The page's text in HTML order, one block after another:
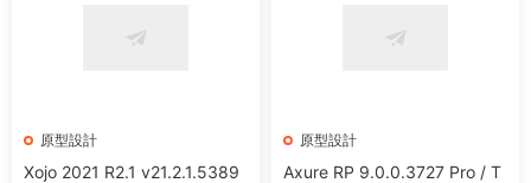
原型設計
Xojo 2021 R2.1 v21.2.1.5389
原型設計
Axure RP 9.0.0.3727 Pro / T